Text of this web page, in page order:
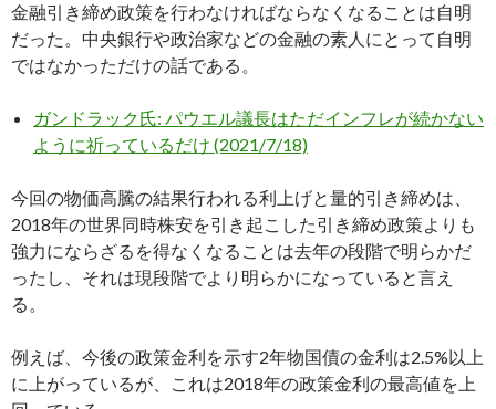
金融引き締め政策を行わなければならなくなることは自明
だった。中央銀行や政治家などの金融の素人にとって自明
ではなかっただけの話である。
ガンドラック氏: パウエル議長はただインフレが続かない
ように祈っているだけ (2021/7/18)
今回の物価高騰の結果行われる利上げと量的引き締めは、
2018年の世界同時株安を引き起こした引き締め政策よりも
強力にならざるを得なくなることは去年の段階で明らかだ
ったし、それは現段階でより明らかになっていると言え
る。
例えば、今後の政策金利を示す2年物国債の金利は2.5%以上
に上がっているが、これは2018年の政策金利の最高値を上